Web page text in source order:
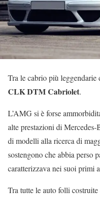
Tra le cabrio più leggendarie
CLK DTM Cabriolet.
L’AMG si è forse
alte prestazioni di
di modelli alla ricerca di
sostengono che abbia perso
caratterizzava nei suoi primi
Tra tutte le auto folli